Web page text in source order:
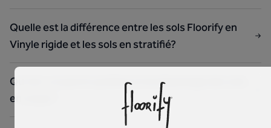
Quelle est la différence entre les sols Floorify en
Vinyle rigide et les sols en stratifié?
Qu'est-ce que le système d'encliquetage des sols
en vinyle ?